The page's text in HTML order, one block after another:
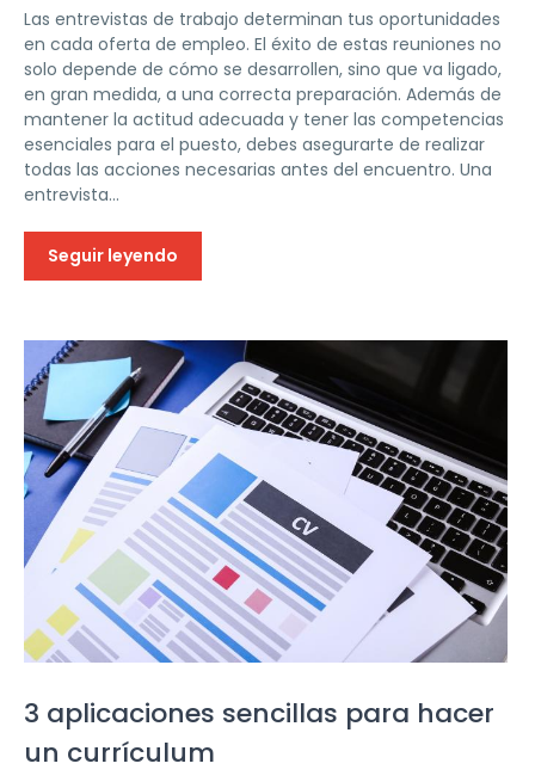
Las entrevistas de trabajo determinan tus oportunidades
en cada oferta de empleo. El éxito de estas reuniones no
solo depende de cómo se desarrollen, sino que va ligado,
en gran medida, a una correcta preparación. Además de
mantener la actitud adecuada y tener las competencias
esenciales para el puesto, debes asegurarte de realizar
todas las acciones necesarias antes del encuentro. Una
entrevista...
Seguir leyendo
3 aplicaciones sencillas para hacer
un currículum